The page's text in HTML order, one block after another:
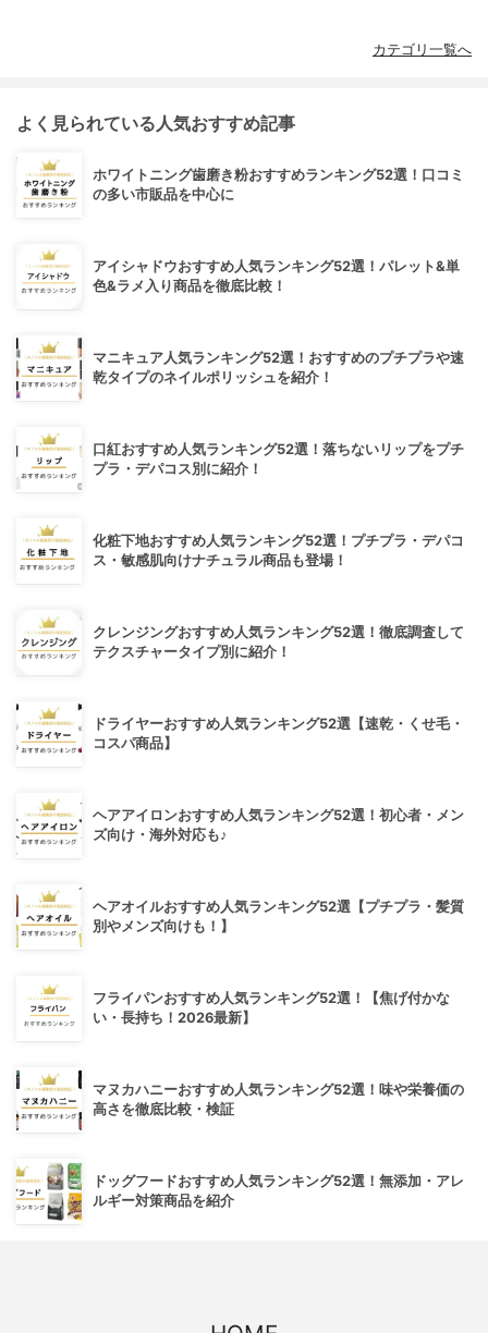
カテゴリ一覧へ
よく見られている人気おすすめ記事
ホワイトニング歯磨き粉おすすめランキング52選！口コミ
の多い市販品を中心に
アイシャドウおすすめ人気ランキング52選！パレット&単
色&ラメ入り商品を徹底比較！
マニキュア人気ランキング52選！おすすめのプチプラや速
乾タイプのネイルポリッシュを紹介！
口紅おすすめ人気ランキング52選！落ちないリップをプチ
プラ・デパコス別に紹介！
化粧下地おすすめ人気ランキング52選！プチプラ・デパコ
ス・敏感肌向けナチュラル商品も登場！
クレンジングおすすめ人気ランキング52選！徹底調査して
テクスチャータイプ別に紹介！
ドライヤーおすすめ人気ランキング52選【速乾・くせ毛・
コスパ商品】
ヘアアイロンおすすめ人気ランキング52選！初心者・メン
ズ向け・海外対応も♪
ヘアオイルおすすめ人気ランキング52選【プチプラ・髪質
別やメンズ向けも！】
フライパンおすすめ人気ランキング52選！【焦げ付かな
い・長持ち！2026最新】
マヌカハニーおすすめ人気ランキング52選！味や栄養価の
高さを徹底比較・検証
ドッグフードおすすめ人気ランキング52選！無添加・アレ
ルギー対策商品を紹介